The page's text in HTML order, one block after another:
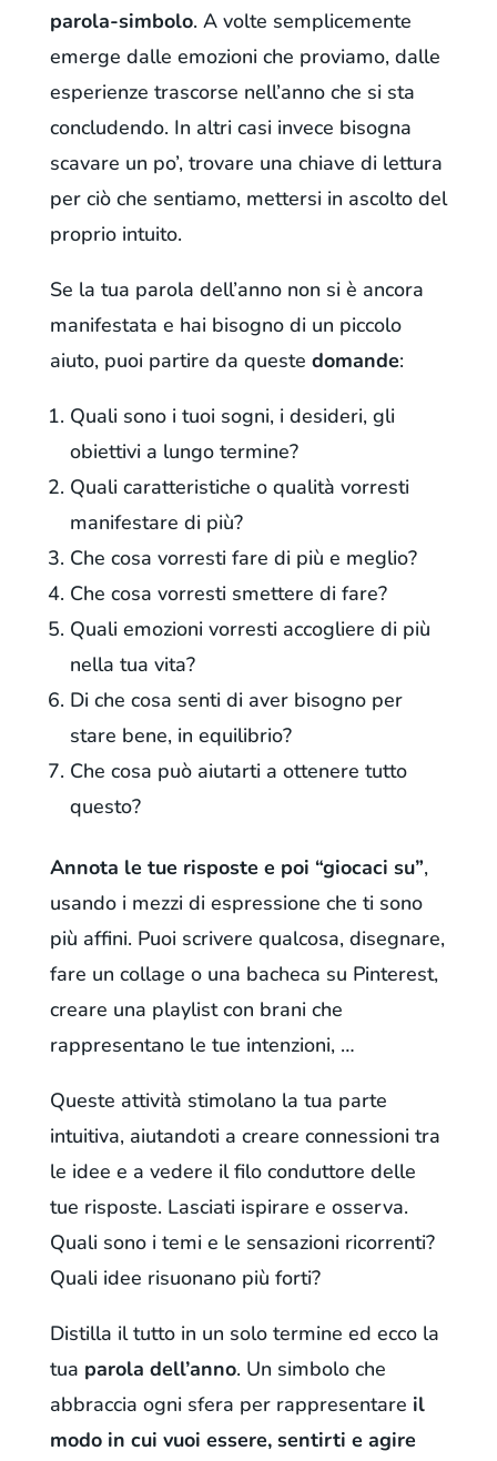
parola-simbolo. A volte semplicemente
emerge dalle emozioni che proviamo, dalle
esperienze trascorse nell’anno che si sta
concludendo. In altri casi invece bisogna
scavare un po’, trovare una chiave di lettura
per ciò che sentiamo, mettersi in ascolto del
proprio intuito.
Se la tua parola dell’anno non si è ancora
manifestata e hai bisogno di un piccolo
aiuto, puoi partire da queste domande:
Quali sono i tuoi sogni, i desideri, gli
obiettivi a lungo termine?
Quali caratteristiche o qualità vorresti
manifestare di più?
Che cosa vorresti fare di più e meglio?
Che cosa vorresti smettere di fare?
Quali emozioni vorresti accogliere di più
nella tua vita?
Di che cosa senti di aver bisogno per
stare bene, in equilibrio?
Che cosa può aiutarti a ottenere tutto
questo?
Annota le tue risposte e poi “giocaci su”,
usando i mezzi di espressione che ti sono
più affini. Puoi scrivere qualcosa, disegnare,
fare un collage o una bacheca su Pinterest,
creare una playlist con brani che
rappresentano le tue intenzioni, …
Queste attività stimolano la tua parte
intuitiva, aiutandoti a creare connessioni tra
le idee e a vedere il filo conduttore delle
tue risposte. Lasciati ispirare e osserva.
Quali sono i temi e le sensazioni ricorrenti?
Quali idee risuonano più forti?
Distilla il tutto in un solo termine ed ecco la
tua parola dell’anno. Un simbolo che
abbraccia ogni sfera per rappresentare il
modo in cui vuoi essere, sentirti e agire